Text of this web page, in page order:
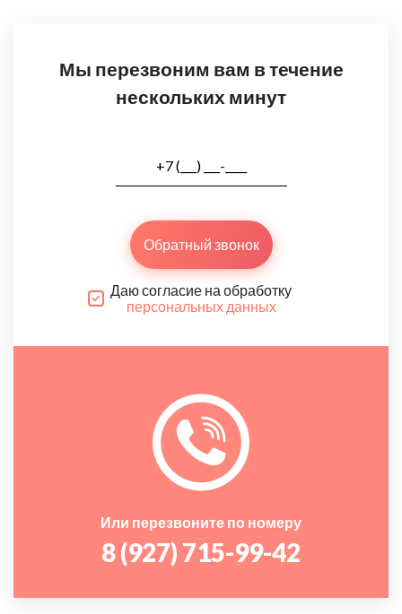
Мы перезвоним вам в течение
нескольких минут
Обратный звонок
Даю согласие на обработку
персональных данных
Или перезвоните по номеру
8 (927) 715-99-42